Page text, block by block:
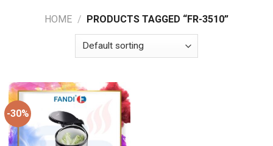
HOME / PRODUCTS TAGGED “FR-3510”
-30%